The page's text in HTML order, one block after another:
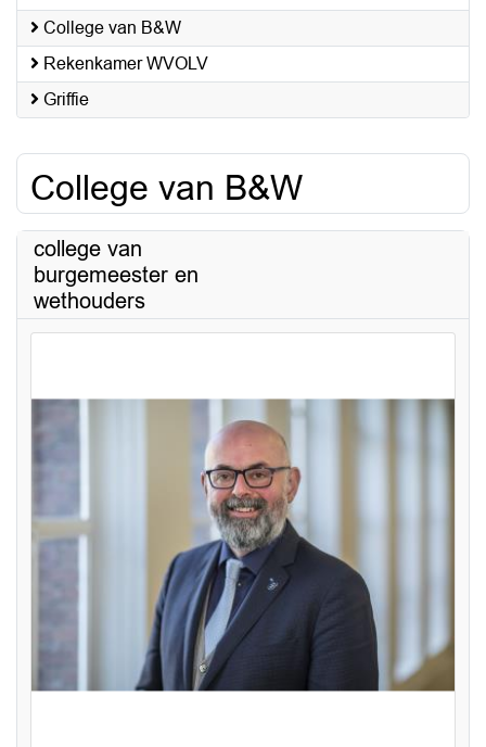
College van B&W
Rekenkamer WVOLV
Griffie
College van B&W
college van
burgemeester en
wethouders